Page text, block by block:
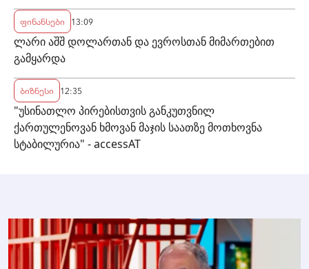
ფინანსები 13:09
ლარი აშშ დოლართან და ევროსთან მიმართებით
გამყარდა
ბიზნესი 12:35
"უსინათლო პირებისთვის განკუთვნილ
ქართულენოვან ხმოვან მაჯის საათზე მოთხოვნა
სტაბილურია" - accessAT